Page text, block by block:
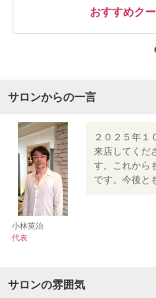
おすすめク
サロンからの一言
小林英治
代表
２０２５年１
来店してくだ
す。これから
です。今後と
サロンの雰囲気